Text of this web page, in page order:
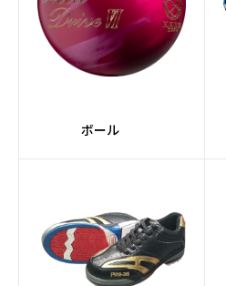
#スーツケース
#軽量
#ミディアム
#ドライ
#スペアボール
ボール